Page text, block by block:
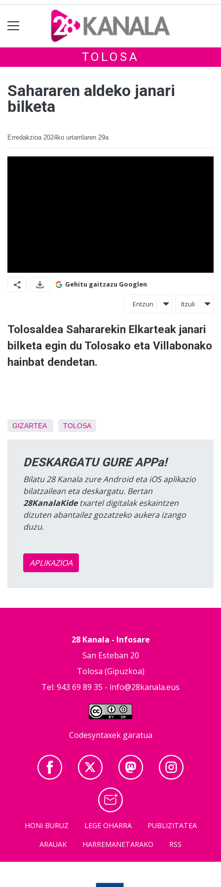
TOLOSA
Sahararen aldeko janari
bilketa
Erredakzioa 2024ko urtarrilaren 29a
Gehitu gaitzazu Googlen
Entzun Itzuli
Tolosaldea Sahararekin Elkarteak janari
bilketa egin du Tolosako eta Villabonako
hainbat dendetan.
GIZARTEA TOLOSA
DESKARGATU GURE APPa!
Bilatu 28 Kanala zure Android eta iOS aplikazio
bilatzailean eta deskargatu. Bertan
28KanalaKidetxartel digitalak eskaintzen
dizuten abantailez gozatzeko aukera izango
duzu.
APLIKAZIOA
28 Kanala - Infosare
San Esteban 20
Tolosa (Gipuzkoa)
Tel: 943 69 89 35 - info@28kanala.eus
Codesyntaxek garatua
HONI BURUZ LEGE OHARRA
PUBLIZITATEA
ARAUAK
HARREMANETARAKO RSS